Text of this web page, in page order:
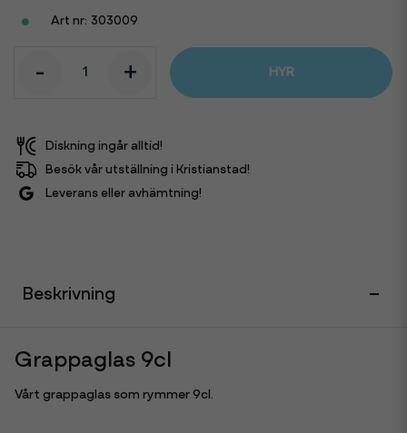
303009
- + HYR
Diskning ingår alltid!
Besök vår utställning i Kristianstad!
Leverans eller avhämtning!
Beskrivning
Grappaglas 9cl
Vårt grappaglas som rymmer 9cl.